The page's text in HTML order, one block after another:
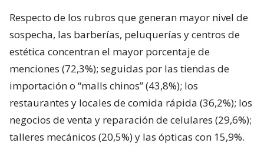
Respecto de los rubros que generan mayor nivel de
sospecha, las barberías, peluquerías y centros de
estética concentran el mayor porcentaje de
menciones (72,3%); seguidas por las tiendas de
importación o “malls chinos” (43,8%); los
restaurantes y locales de comida rápida (36,2%); los
negocios de venta y reparación de celulares (29,6%);
talleres mecánicos (20,5%) y las ópticas con 15,9%.